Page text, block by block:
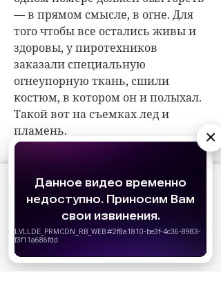
АО «Издательство СЕМЬ ДНЕЙ»использует
для персонализации сервисов и
удобства пользователей. Вы можете
запретить сохранение cookie в настройках
своего браузера.
— в прямом смысле, в огне. Для
того чтобы все остались живы и
здоровы, у пиротехников
заказали специальную
огнеупорную ткань, сшили
костюм, в котором он и полыхал.
Такой вот на съемках лед и
пламень.
СОБЫТИЯ НА ВИДЕО
×